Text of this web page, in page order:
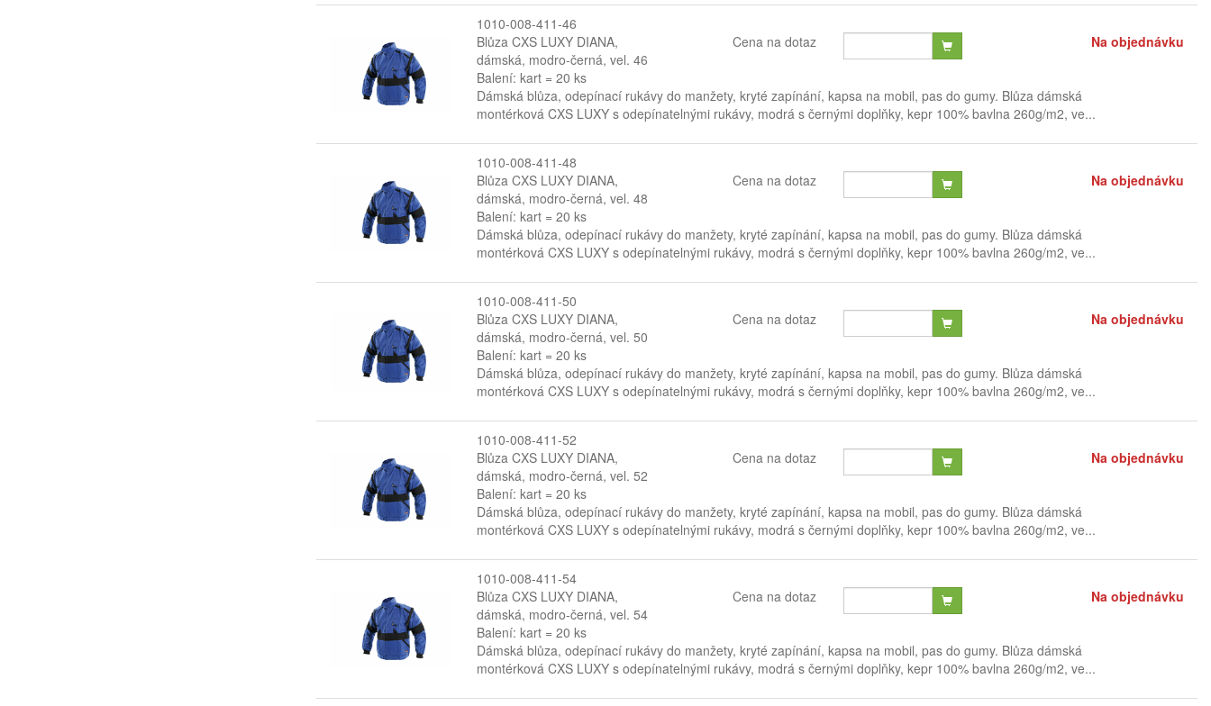
1010-008-411-46
Blůza CXS LUXY DIANA,
dámská, modro-černá, vel. 46
Balení: kart = 20 ks
Cena na dotaz Na objednávku
Dámská blůza, odepínací rukávy do manžety, kryté zapínání, kapsa na mobil, pas do gumy. Blůza dámská
montérková CXS LUXY s odepínatelnými rukávy, modrá s černými doplňky, kepr 100% bavlna 260g/m2, ve...
1010-008-411-48
Blůza CXS LUXY DIANA,
dámská, modro-černá, vel. 48
Balení: kart = 20 ks
Cena na dotaz Na objednávku
Dámská blůza, odepínací rukávy do manžety, kryté zapínání, kapsa na mobil, pas do gumy. Blůza dámská
montérková CXS LUXY s odepínatelnými rukávy, modrá s černými doplňky, kepr 100% bavlna 260g/m2, ve...
1010-008-411-50
Blůza CXS LUXY DIANA,
dámská, modro-černá, vel. 50
Balení: kart = 20 ks
Cena na dotaz Na objednávku
Dámská blůza, odepínací rukávy do manžety, kryté zapínání, kapsa na mobil, pas do gumy. Blůza dámská
montérková CXS LUXY s odepínatelnými rukávy, modrá s černými doplňky, kepr 100% bavlna 260g/m2, ve...
1010-008-411-52
Blůza CXS LUXY DIANA,
dámská, modro-černá, vel. 52
Balení: kart = 20 ks
Cena na dotaz Na objednávku
Dámská blůza, odepínací rukávy do manžety, kryté zapínání, kapsa na mobil, pas do gumy. Blůza dámská
montérková CXS LUXY s odepínatelnými rukávy, modrá s černými doplňky, kepr 100% bavlna 260g/m2, ve...
1010-008-411-54
Blůza CXS LUXY DIANA,
dámská, modro-černá, vel. 54
Balení: kart = 20 ks
Cena na dotaz Na objednávku
Dámská blůza, odepínací rukávy do manžety, kryté zapínání, kapsa na mobil, pas do gumy. Blůza dámská
montérková CXS LUXY s odepínatelnými rukávy, modrá s černými doplňky, kepr 100% bavlna 260g/m2, ve...